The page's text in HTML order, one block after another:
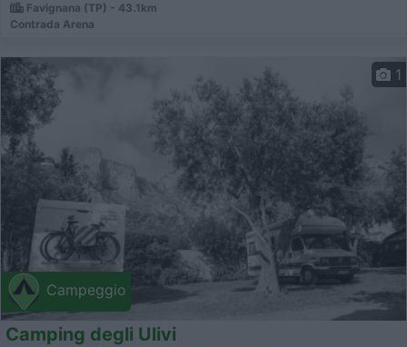
Favignana (TP) - 43.1km
Contrada Arena
Campeggio
1
Camping degli Ulivi